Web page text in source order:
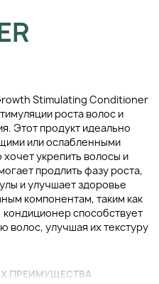
Stimulating Conditioner
роста волос и
Этот продукт идеально
или ослабленными
хочет укрепить волосы и
продлить фазу роста,
и улучшает здоровье
компонентам, таким как
способствует
волос, улучшая их текстуру
ПРЕИМУЩЕСТВА